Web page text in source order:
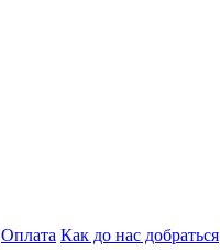
Оплата Как до нас добраться